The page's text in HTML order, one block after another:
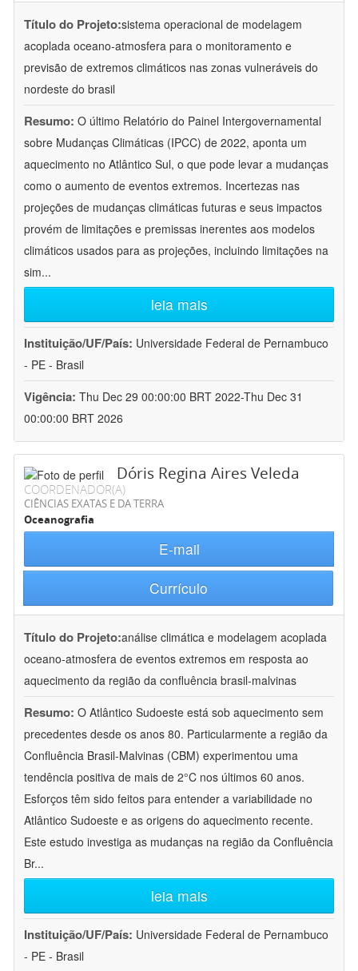
Título do Projeto:sistema operacional de modelagem
acoplada oceano-atmosfera para o monitoramento e
previsão de extremos climáticos nas zonas vulneráveis do
nordeste do brasil
Resumo: O último Relatório do Painel Intergovernamental
sobre Mudanças Climáticas (IPCC) de 2022, aponta um
aquecimento no Atlântico Sul, o que pode levar a mudanças
como o aumento de eventos extremos. Incertezas nas
projeções de mudanças climáticas futuras e seus impactos
provém de limitações e premissas inerentes aos modelos
climáticos usados para as projeções, incluindo limitações na
sim...
leia mais
Instituição/UF/País: Universidade Federal de Pernambuco
- PE - Brasil
Vigência: Thu Dec 29 00:00:00 BRT 2022-Thu Dec 31
00:00:00 BRT 2026
Dóris Regina Aires Veleda
COORDENADOR(A)
CIÊNCIAS EXATAS E DA TERRA
Oceanografia
E-mail
Currículo
Título do Projeto:análise climática e modelagem acoplada
oceano-atmosfera de eventos extremos em resposta ao
aquecimento da região da confluência brasil-malvinas
Resumo: O Atlântico Sudoeste está sob aquecimento sem
precedentes desde os anos 80. Particularmente a região da
Confluência Brasil-Malvinas (CBM) experimentou uma
tendência positiva de mais de 2°C nos últimos 60 anos.
Esforços têm sido feitos para entender a variabilidade no
Atlântico Sudoeste e as origens do aquecimento recente.
Este estudo investiga as mudanças na região da Confluência
Br...
leia mais
Instituição/UF/País: Universidade Federal de Pernambuco
- PE - Brasil